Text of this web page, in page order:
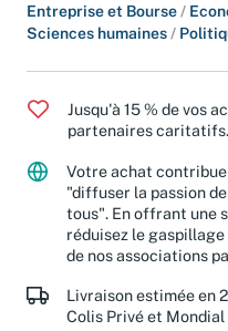
Entreprise et Bourse /
Sciences humaines /
Jusqu'à 15 % de vos
partenaires caritatifs.
Votre achat
"diffuser la passion
tous". En offrant une
réduisez le
de nos associations
Livraison estimée en
Colis Privé et Mondial